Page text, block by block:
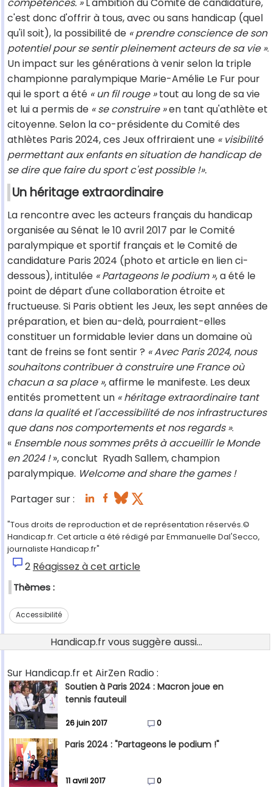
c'est donc d'offrir à tous, avec ou sans handicap (quel
qu'il soit), la possibilité de « prendre conscience de son
potentiel pour se sentir pleinement acteurs de sa vie ».
Un impact sur les générations à venir selon la triple
championne paralympique Marie-Amélie Le Fur pour
qui le sport a été « un fil rouge »tout au long de sa vie
et lui a permis de « se construire »en tant qu'athlète et
citoyenne. Selon la co-présidente du Comité des
athlètes Paris 2024, ces Jeux offriraient une « visibilité
permettant aux enfants en situation de handicap de
se dire que faire du sport c'est possible !».
Un héritage extraordinaire
La rencontre avec les acteurs français du handicap
organisée au Sénat le 10 avril 2017 par le Comité
paralympique et sportif français et le Comité de
candidature Paris 2024 (photo et article en lien ci-
dessous), intitulée « Partageons le podium », a été le
point de départ d'une collaboration étroite et
fructueuse. Si Paris obtient les Jeux, les sept années de
préparation, et bien au-delà, pourraient-elles
constituer un formidable levier dans un domaine où
tant de freins se font sentir ? « Avec Paris 2024, nous
souhaitons contribuer à construire une France où
chacun a sa place », affirme le manifeste. Les deux
entités promettent un « héritage extraordinaire tant
dans la qualité et l'accessibilité de nos infrastructures
que dans nos comportements et nos regards ».
« Ensemble nous sommes prêts à accueillir le Monde
en 2024 !», conclut Ryadh Sallem, champion
paralympique. Welcome and share the games !
Partager sur :
"Tous droits de reproduction et de représentation réservés.©
Handicap.fr. Cet article a été rédigé par Emmanuelle Dal'Secco,
journaliste Handicap.fr"
2 Réagissez à cet article
Thèmes :
Accessibilité
Handicap.fr vous suggère aussi...
Sur Handicap.fr et AirZen Radio :
Soutien à Paris 2024 : Macron joue en
tennis fauteuil
26 juin 2017 0
Paris 2024 : "Partageons le podium !"
11 avril 2017 0